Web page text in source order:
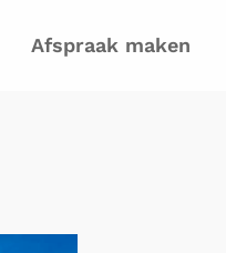
Afspraak maken